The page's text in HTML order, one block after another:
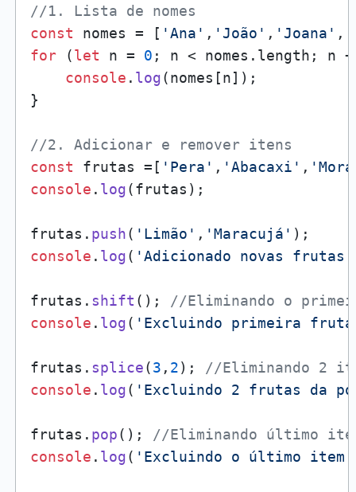
//1. Lista de nomes
const nomes = [ 'Ana' , 'João' , 'Joana' ,
for (let n = 0 ; n < nomes. length ; n
console . log(nomes[n]);
}
//2. Adicionar e remover itens
const frutas =[ 'Pera' , 'Abacaxi' ,
console . log(frutas);
frutas. push( 'Limão' , 'Maracujá'
console . log( 'Adicionado novas
frutas. shift (); //Eliminando o
console . log( 'Excluindo primeira
frutas. splice(3 , 2); //Eliminando 2
console . log( 'Excluindo 2 frutas da
frutas. pop(); //Eliminando último
console . log( 'Excluindo o último